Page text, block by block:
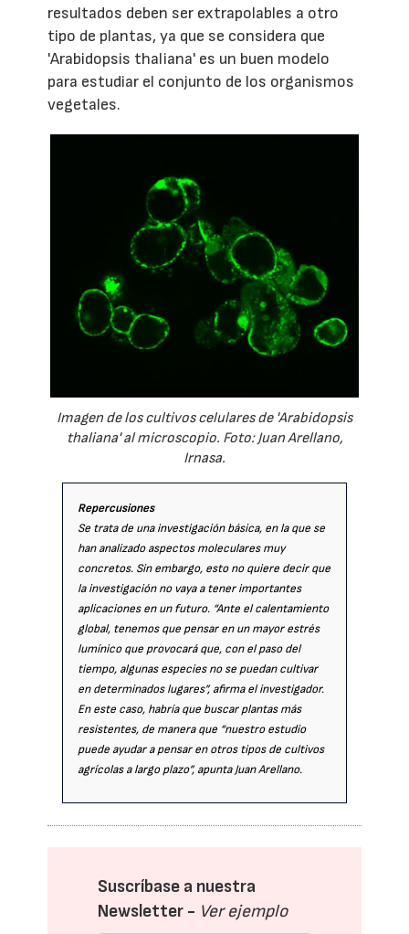
resultados deben ser extrapolables a otro
tipo de plantas, ya que se considera que
'Arabidopsis thaliana' es un buen modelo
para estudiar el conjunto de los organismos
vegetales.
Imagen de los cultivos celulares de 'Arabidopsis
thaliana' al microscopio. Foto: Juan Arellano,
Irnasa.
Repercusiones
Se trata de una investigación básica, en la que se
han analizado aspectos moleculares muy
concretos. Sin embargo, esto no quiere decir que
la investigación no vaya a tener importantes
aplicaciones en un futuro. “Ante el calentamiento
global, tenemos que pensar en un mayor estrés
lumínico que provocará que, con el paso del
tiempo, algunas especies no se puedan cultivar
en determinados lugares”, afirma el investigador.
En este caso, habría que buscar plantas más
resistentes, de manera que “nuestro estudio
puede ayudar a pensar en otros tipos de cultivos
agrícolas a largo plazo”, apunta Juan Arellano.
Suscríbase a nuestra
Newsletter - Ver ejemplo